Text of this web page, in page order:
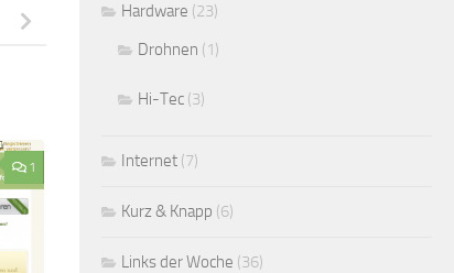
1
Hardware (23)
Drohnen (1)
Hi-Tec (3)
Internet (7)
Kurz & Knapp (6)
Links der Woche (36)